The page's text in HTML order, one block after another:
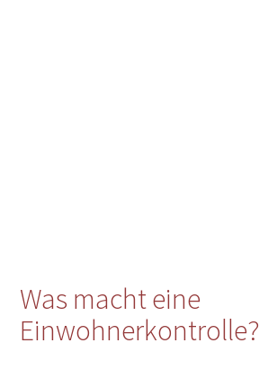
Was macht eine
Einwohnerkontrolle?